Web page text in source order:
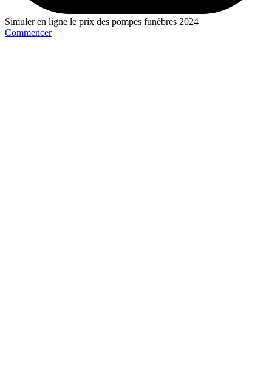
Simuler en ligne le prix des pompes funèbres 2024
Commencer